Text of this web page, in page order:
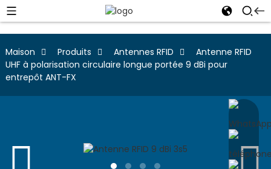
Maison Produits Antennes RFID
Antenne RFID
UHF à polarisation circulaire longue portée 9 dBi pour
entrepôt ANT-FX